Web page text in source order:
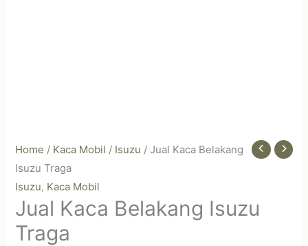
Home / Kaca Mobil / Isuzu / Jual Kaca Belakang
Isuzu Traga
Isuzu, Kaca Mobil
Jual Kaca Belakang Isuzu
Traga